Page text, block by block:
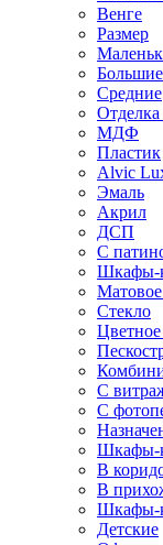
Венге
Размер
Большие
Средние
МДФ
Пластик
Alvic
Эмаль
Акрил
ДСП
С
Шкафы-
Матовое
Стекло
Цветное
С
С
Шкафы-
В
В
Шкафы-
Детские